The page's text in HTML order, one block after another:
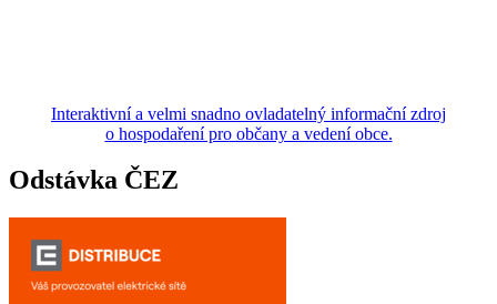
Interaktivní a velmi snadno ovladatelný informační zdroj
o hospodaření pro občany a vedení obce.
Odstávka ČEZ